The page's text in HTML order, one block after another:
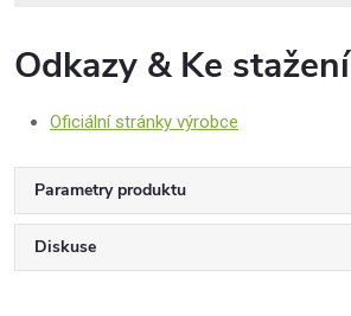
Odkazy & Ke stažení
Oficiální stránky výrobce
Parametry produktu
Diskuse